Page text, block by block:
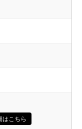
はこちら